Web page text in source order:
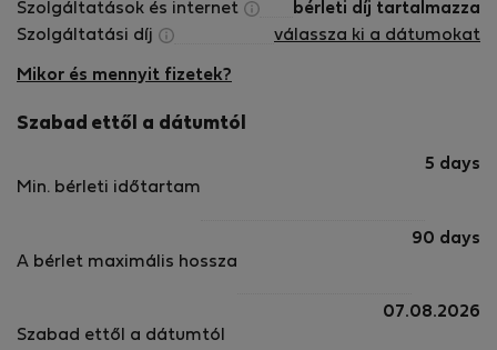
Szolgáltatások és internet
bérleti díj tartalmazza
Szolgáltatási díj
válassza ki a dátumokat
Mikor és mennyit fizetek?
Szabad ettől a dátumtól
Min. bérleti időtartam
5 days
A bérlet maximális hossza
90 days
Szabad ettől a dátumtól
07.08.2026